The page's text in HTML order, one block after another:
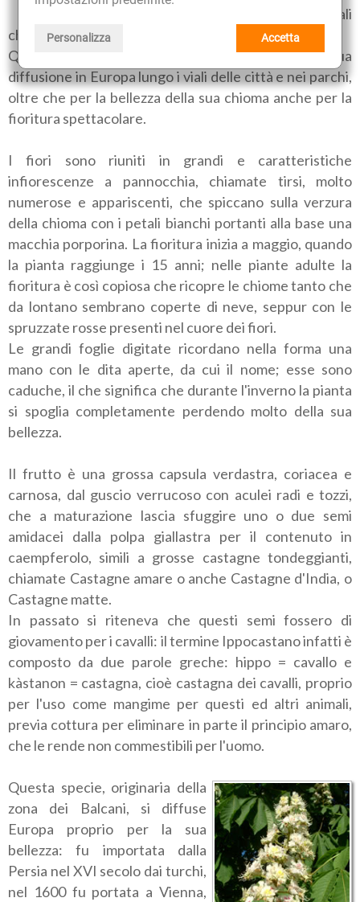
Personalizza Accetta
piramidale per via dei rami basali
che hanno uno sviluppo orizzontale.
Queste caratteristiche hanno contribuito alla sua
diffusione in Europa lungo i viali delle città e nei parchi,
oltre che per la bellezza della sua chioma anche per la
fioritura spettacolare.
I fiori sono riuniti in grandi e caratteristiche
infiorescenze a pannocchia, chiamate tirsi, molto
numerose e appariscenti, che spiccano sulla verzura
della chioma con i petali bianchi portanti alla base una
macchia porporina. La fioritura inizia a maggio, quando
la pianta raggiunge i 15 anni; nelle piante adulte la
fioritura è così copiosa che ricopre le chiome tanto che
da lontano sembrano coperte di neve, seppur con le
spruzzate rosse presenti nel cuore dei fiori.
Le grandi foglie digitate ricordano nella forma una
mano con le dita aperte, da cui il nome; esse sono
caduche, il che significa che durante l'inverno la pianta
si spoglia completamente perdendo molto della sua
bellezza.
Il frutto è una grossa capsula verdastra, coriacea e
carnosa, dal guscio verrucoso con aculei radi e tozzi,
che a maturazione lascia sfuggire uno o due semi
amidacei dalla polpa giallastra per il contenuto in
caempferolo, simili a grosse castagne tondeggianti,
chiamate Castagne amare o anche Castagne d'India, o
Castagne matte.
In passato si riteneva che questi semi fossero di
giovamento per i cavalli: il termine Ippocastano infatti è
composto da due parole greche: hippo = cavallo e
kàstanon = castagna, cioè castagna dei cavalli, proprio
per l'uso come mangime per questi ed altri animali,
previa cottura per eliminare in parte il principio amaro,
che le rende non commestibili per l'uomo.
Questa specie, originaria della
zona dei Balcani, si diffuse
Europa proprio per la sua
bellezza: fu importata dalla
Persia nel XVI secolo dai turchi,
nel 1600 fu portata a Vienna,